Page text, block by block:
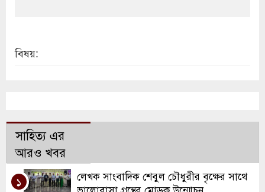
বিষয়:
সাহিত্য এর
আরও খবর
১
লেখক সাংবাদিক শেবুল চৌধুরীর বৃক্ষের সাথে